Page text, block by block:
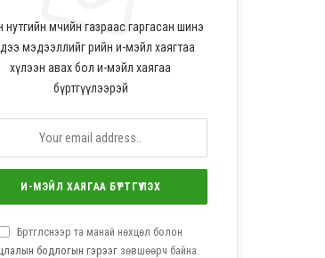
нутгийн өмчийн газраас гаргасан шинэ
мэдээллийг өөрийн и-мэйл хаягтаа
хүлээн авах бол и-мэйл хаягаа
бүртгүүлээрэй
Бүртгүүлснээр та манай нөхцөл болон
бодлогын гэрээгзөвшөөрч байна.